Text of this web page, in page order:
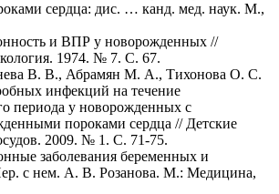
сердца: дис. … канд. мед. наук. М.,
и ВПР у новорожденных //
1974. № 7. С. 67.
В. В., Абрамян М. А., Тихонова О. С.
инфекций на течение
периода у новорожденных с
пороками сердца // Детские
2009. № 1. C. 71-75.
заболевания беременных и
с нем. А. В. Розанова. М.: Медицина,